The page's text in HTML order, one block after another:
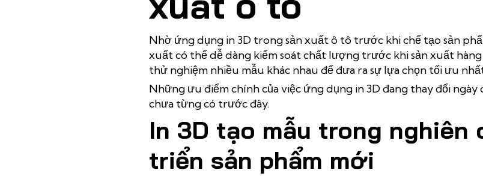
Nhờ ứng dụng in 3D trong sản xuất ô tô trước khi chế tạo sản
xuất có thể dễ dàng kiểm soát chất lượng trước khi sản xuất
thử nghiệm nhiều mẫu khác nhau để đưa ra sự lựa chọn tối ưu
Những ưu điểm chính của việc ứng dụng in 3D đang thay đổi
chưa từng có trước đây.
In 3D tạo mẫu trong nghiên
triển sản phẩm mới